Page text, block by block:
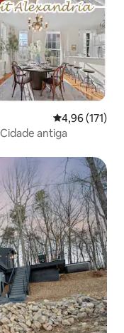
4,96 de uma
4,96 (171)
antiga